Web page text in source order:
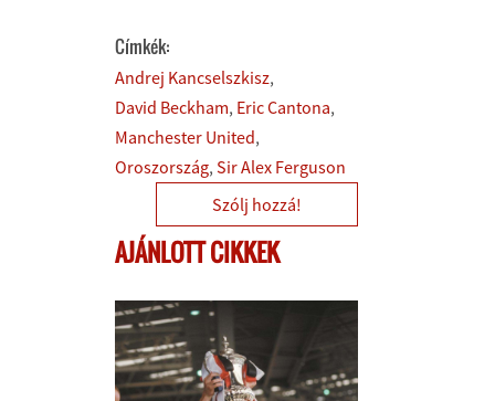
Címkék:
Andrej Kancselszkisz
David Beckham Eric Cantona
Manchester United
Oroszország Sir Alex Ferguson
Szólj hozzá!
AJÁNLOTT CIKKEK